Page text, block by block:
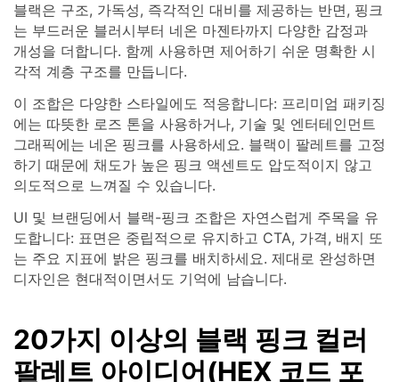
블랙은 구조, 가독성, 즉각적인 대비를 제공하는 반면, 핑크
는 부드러운 블러시부터 네온 마젠타까지 다양한 감정과
개성을 더합니다. 함께 사용하면 제어하기 쉬운 명확한 시
각적 계층 구조를 만듭니다.
이 조합은 다양한 스타일에도 적응합니다: 프리미엄 패키징
에는 따뜻한 로즈 톤을 사용하거나, 기술 및 엔터테인먼트
그래픽에는 네온 핑크를 사용하세요. 블랙이 팔레트를 고정
하기 때문에 채도가 높은 핑크 액센트도 압도적이지 않고
의도적으로 느껴질 수 있습니다.
UI 및 브랜딩에서 블랙-핑크 조합은 자연스럽게 주목을 유
도합니다: 표면은 중립적으로 유지하고 CTA, 가격, 배지 또
는 주요 지표에 밝은 핑크를 배치하세요. 제대로 완성하면
디자인은 현대적이면서도 기억에 남습니다.
20가지 이상의 블랙 핑크 컬러
팔레트 아이디어(HEX 코드 포